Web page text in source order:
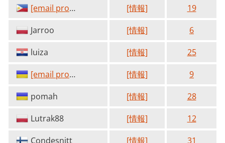
[email protected]
[情報]
19
Jarroo
[情報]
6
luiza
[情報]
25
[email protected]
[情報]
9
pomah
[情報]
28
Lutrak88
[情報]
12
Condesnitt
[情報]
31